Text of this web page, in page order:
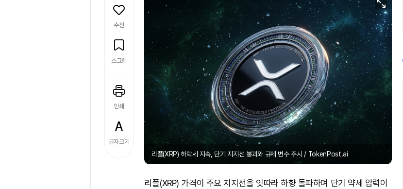
추천
스크랩
인쇄
글자크기
리플(XRP) 하락세 지속, 단기 지지선 붕괴와 규제 변수 주시 / TokenPost.ai
리플(XRP) 가격이 주요 지지선을 잇따라 하향 돌파하며 단기 약세 압력이